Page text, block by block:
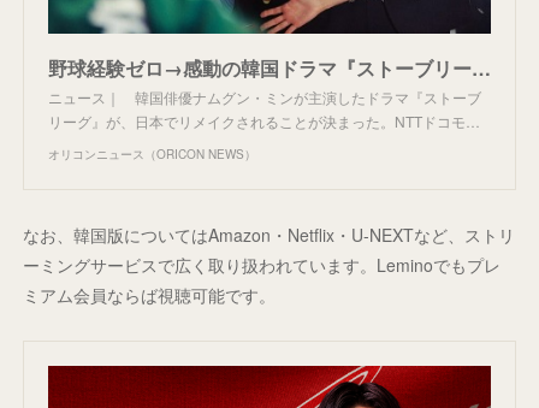
野球経験ゼロ→感動の韓国ドラマ『ストーブリーグ』日本版製作決定 スタジオSが「日本ドラマ市場に直接参加」へ
ニュース｜ 韓国俳優ナムグン・ミンが主演したドラマ『ストーブ
リーグ』が、日本でリメイクされることが決まった。NTTドコモ…
オリコンニュース（ORICON NEWS）
なお、韓国版についてはAmazon・Netflix・U-NEXTなど、ストリ
ーミングサービスで広く取り扱われています。Leminoでもプレ
ミアム会員ならば視聴可能です。